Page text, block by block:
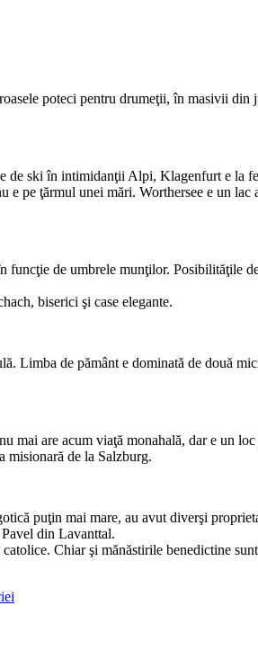
poteci pentru drumeţii, în masivii din
de ski în intimidanţii Alpi, Klagenfurt e la
e pe ţărmul unei mări. Worthersee e un
de umbrele munţilor. Posibilităţile
biserici şi case elegante.
Limba de pământ e dominată de două
mai are acum viaţă monahală, dar e un
misionară de la Salzburg.
puţin mai mare, au avut diverşi
din Lavanttal.
Chiar şi mănăstirile benedictine